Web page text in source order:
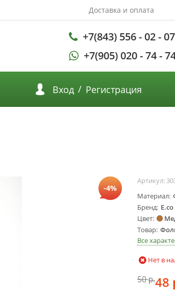
Доставка и оплата
+7(843) 556 - 02 - 07
+7(905) 020 - 74 -
Вход / Регистрация
-4%
Артикул:
Материал
Бренд
Цвет
Товар
Все
Нет в
48
50р.